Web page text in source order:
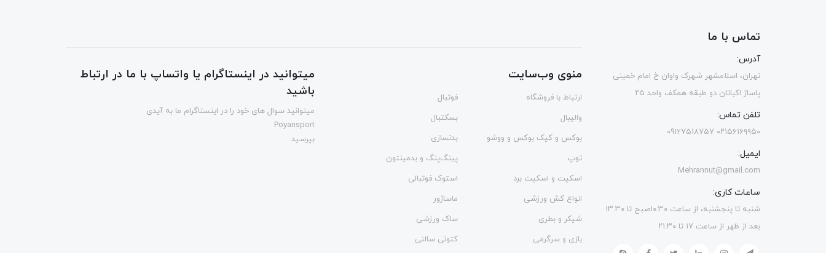
تماس با ما
آدرس:
تهران، اسلامشهر شهرک واوان خ امام خمینی
پاساژ اکباتان دو طبقه همکف واحد ۲۵
تلفن تماس:
۰۲۱۵۶۱۶۹۹۵۰ 09127518757
ایمیل:
Mehrannut@gmail.com
ساعات کاری:
شنبه تا پنجشنبه، از ساعت ۱۰:۳۰صبح تا ۱۳.۳۰
بعد از ظهر از ساعت ۱۷ تا ۲۱:۳۰
منوی وب‌سایت
ارتباط با فروشگاه
فوتبال
والیبال
بسکتبال
بوکس و کیک بوکس و ووشو
بدنسازی
توپ
پینگ‌پنگ و بدمينتون
اسکیت و اسکیت برد
استوک فوتبالی
انواع کش ورزشی
ماساژور
شیکر و بطری
ساک ورزشی
بازی و سرگرمی
کتونی سالنی
میتوانید در اینستاگرام یا واتساپ با ما در ارتباط
باشید
میتوانید سوال های خود را در اینستاگرام ما به آیدی
Poyansport
بپرسید